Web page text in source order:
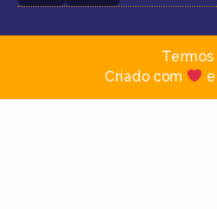
Termos|
Criado com
e